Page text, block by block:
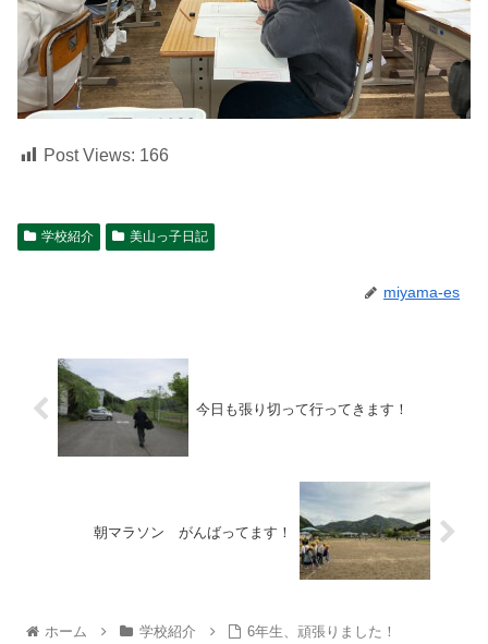
Post Views: 166
学校紹介 美山っ子日記
miyama-es
今日も張り切って行ってきます！
朝マラソン がんばってます！
ホーム 学校紹介 6年生、頑張りました！